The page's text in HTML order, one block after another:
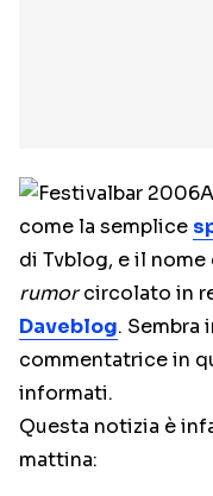
come la semplice
di Tvblog, e il nome
rumorcircolato in
Daveblog. Sembra
commentatrice in
informati.
Questa notizia è
mattina: